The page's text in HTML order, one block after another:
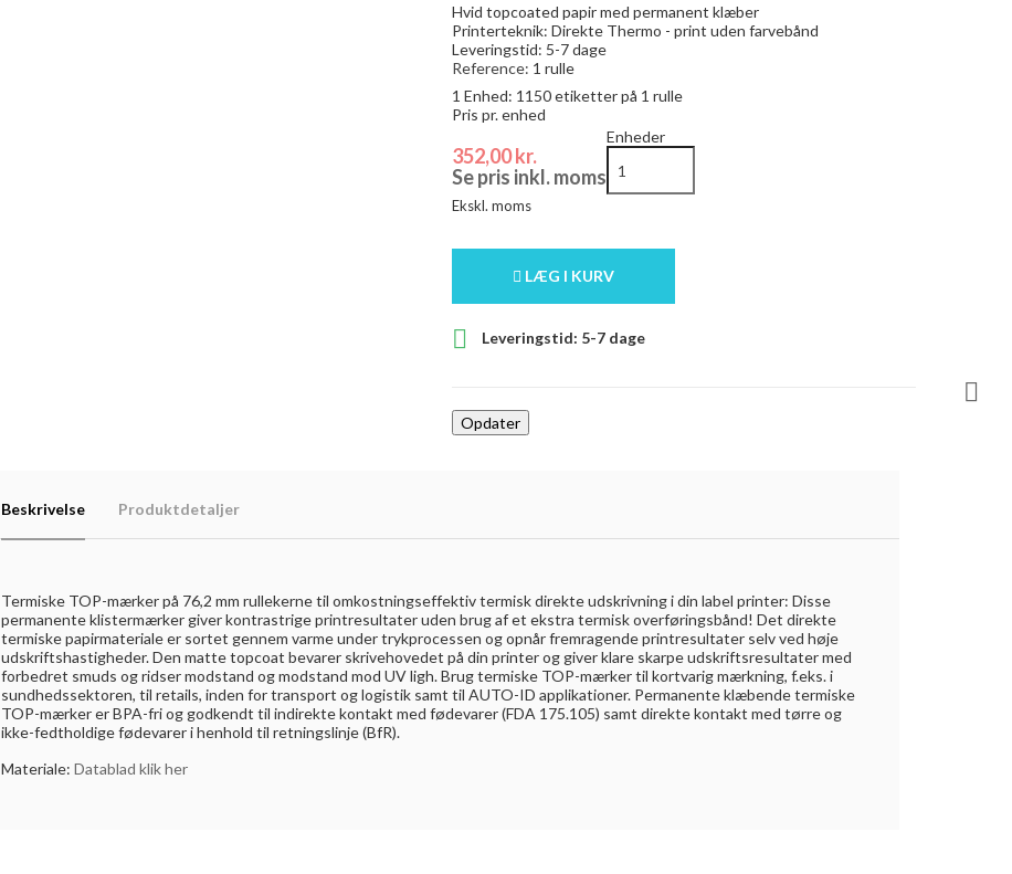
Hvid topcoated papir med permanent klæber
Printerteknik: Direkte Thermo - print uden farvebånd
Leveringstid: 5-7 dage
Reference: 1 rulle
1 Enhed: 1150etiketter på 1 rulle
Pris pr. enhed
352,00 kr.
Se pris inkl. moms
Ekskl. moms
Enheder
LÆG I KURV
 Leveringstid: 5-7 dage
Beskrivelse Produktdetaljer
Termiske TOP-mærker på 76,2 mm rullekerne til omkostningseffektiv termisk direkte udskrivning i din label printer: Disse
permanente klistermærker giver kontrastrige printresultater uden brug af et ekstra termisk overføringsbånd! Det direkte
termiske papirmateriale er sortet gennem varme under trykprocessen og opnår fremragende printresultater selv ved høje
udskriftshastigheder. Den matte topcoat bevarer skrivehovedet på din printer og giver klare skarpe udskriftsresultater med
forbedret smuds og ridser modstand og modstand mod UV ligh. Brug termiske TOP-mærker til kortvarig mærkning, f.eks. i
sundhedssektoren, til retails, inden for transport og logistik samt til AUTO-ID applikationer. Permanente klæbende termiske
TOP-mærker er BPA-fri og godkendt til indirekte kontakt med fødevarer (FDA 175.105) samt direkte kontakt med tørre og
ikke-fedtholdige fødevarer i henhold til retningslinje (BfR).
Materiale: Datablad klik her
